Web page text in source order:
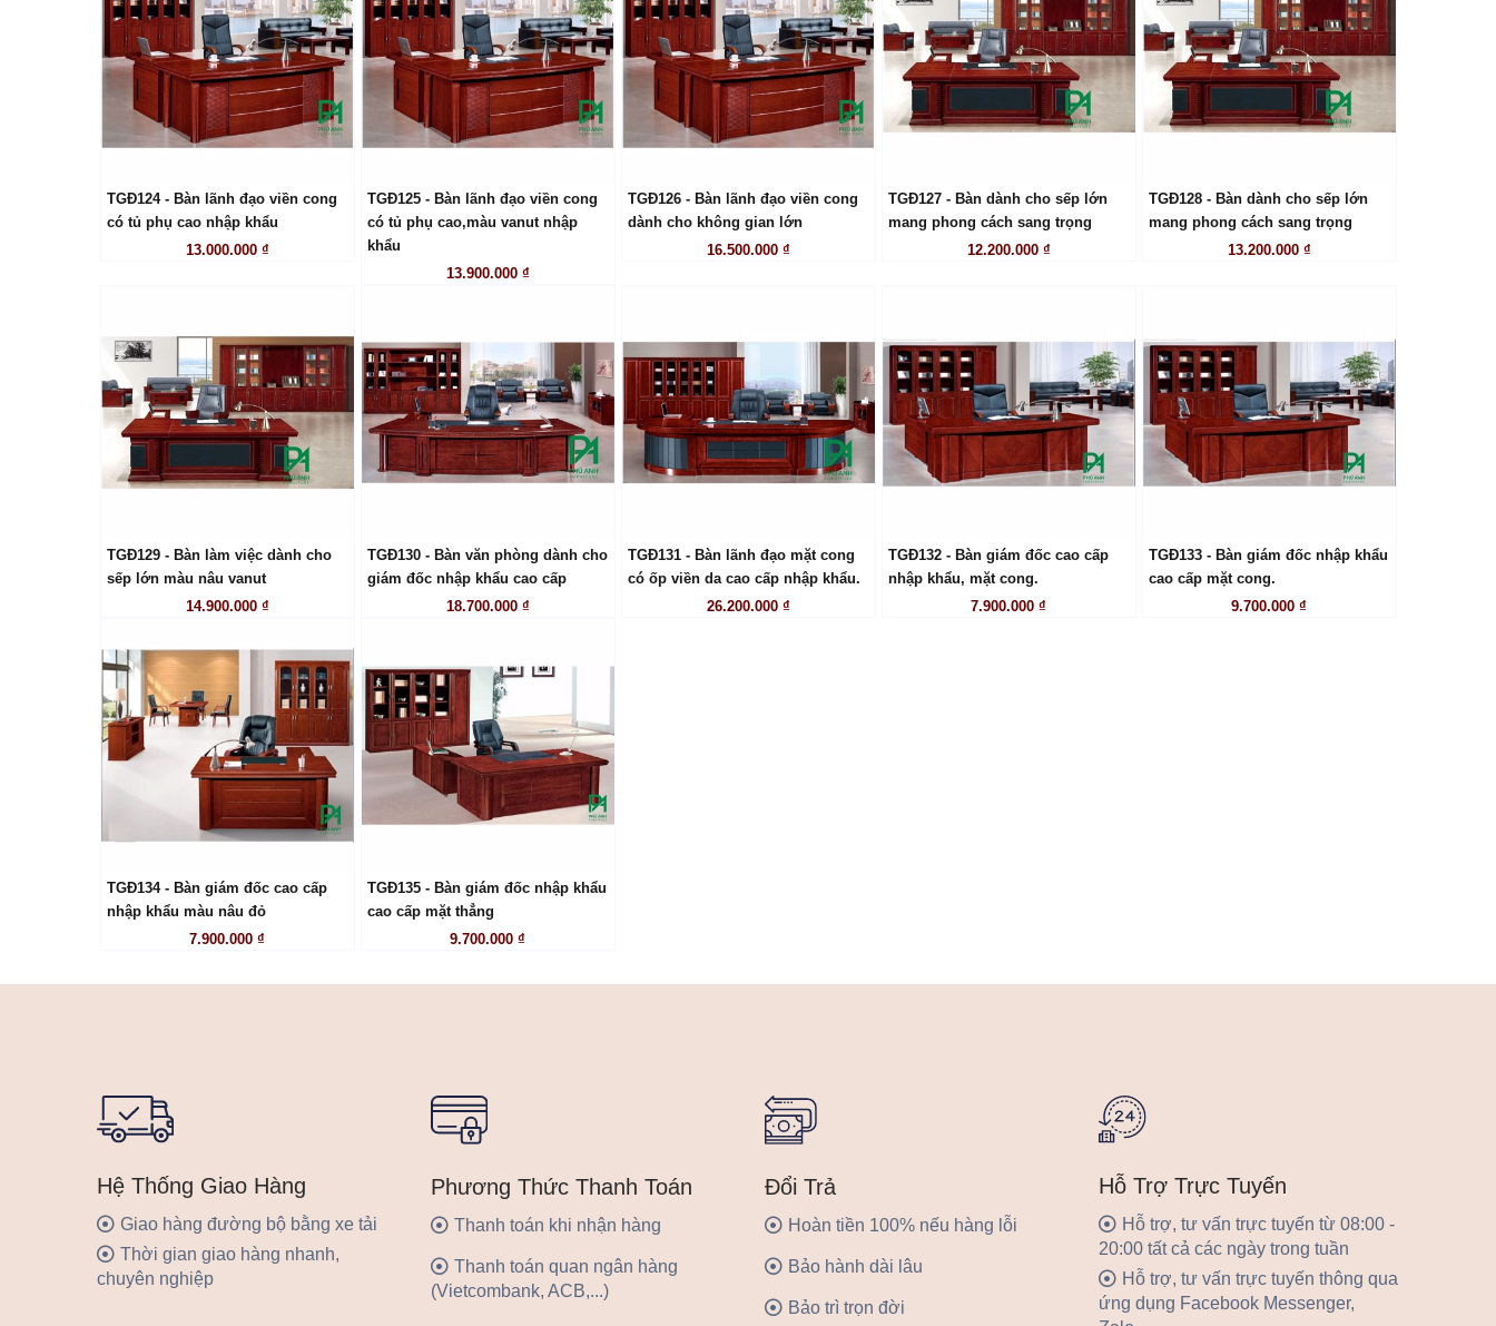
LIÊN HỆ
TGĐ124 - Bàn lãnh đạo viền cong
có tủ phụ cao nhập khẩu
13.000.000 ₫
LIÊN HỆ
TGĐ125 - Bàn lãnh đạo viền cong
có tủ phụ cao,màu vanut nhập
khẩu
13.900.000 ₫
LIÊN HỆ
TGĐ126 - Bàn lãnh đạo viền cong
dành cho không gian lớn
16.500.000 ₫
LIÊN HỆ
TGĐ127 - Bàn dành cho sếp lớn
mang phong cách sang trọng
12.200.000 ₫
LIÊN HỆ
TGĐ128 - Bàn dành cho sếp lớn
mang phong cách sang trọng
13.200.000 ₫
LIÊN HỆ
TGĐ129 - Bàn làm việc dành cho
sếp lớn màu nâu vanut
14.900.000 ₫
LIÊN HỆ
TGĐ130 - Bàn văn phòng dành cho
giám đốc nhập khẩu cao cấp
18.700.000 ₫
LIÊN HỆ
TGĐ131 - Bàn lãnh đạo mặt cong
có ốp viền da cao cấp nhập khẩu.
26.200.000 ₫
LIÊN HỆ
TGĐ132 - Bàn giám đốc cao cấp
nhập khẩu, mặt cong.
7.900.000 ₫
TGĐ133 - Bàn giám đốc nhập khẩu
cao cấp mặt cong.
9.700.000 ₫
LIÊN HỆ
TGĐ134 - Bàn giám đốc cao cấp
nhập khẩu màu nâu đỏ
7.900.000 ₫
LIÊN HỆ
TGĐ135 - Bàn giám đốc nhập khẩu
cao cấp mặt thẳng
9.700.000 ₫
Hệ Thống Giao Hàng
Giao hàng đường bộ bằng xe tải
Thời gian giao hàng nhanh,
chuyên nghiệp
Phương Thức Thanh Toán
Thanh toán khi nhận hàng
Thanh toán quan ngân hàng
(Vietcombank, ACB,...)
Đổi Trả
Hoàn tiền 100% nếu hàng lỗi
Bảo hành dài lâu
Bảo trì trọn đời
Hỗ Trợ Trực Tuyến
Hỗ trợ, tư vấn trực tuyến từ 08:00 -
20:00 tất cả các ngày trong tuần
Hỗ trợ, tư vấn trực tuyến thông qua
ứng dụng Facebook Messenger,